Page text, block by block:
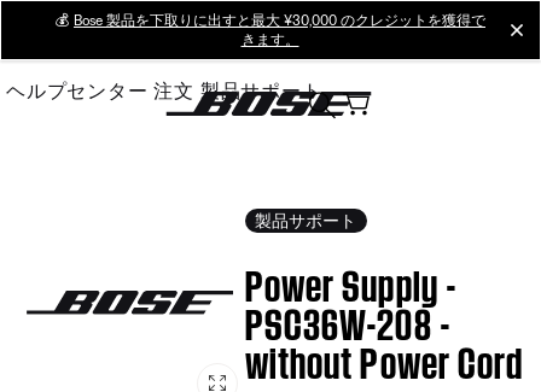
Main
💰 Bose 製品を下取りに出すと最大 ¥30,000 のクレジットを獲得で
きます。
ヘルプセンター 注文 製品サポート
製品サポート
Power Supply -
PSC36W-208 -
without Power Cord